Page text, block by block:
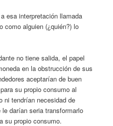
esa interpretación llamada
como alguien (¿quién?) lo
no tiene salida, el papel
en la obstrucción de sus
aceptarían de buen
su propio consumo al
ni tendrían necesidad de
darían seria transformarlo
su propio consumo.